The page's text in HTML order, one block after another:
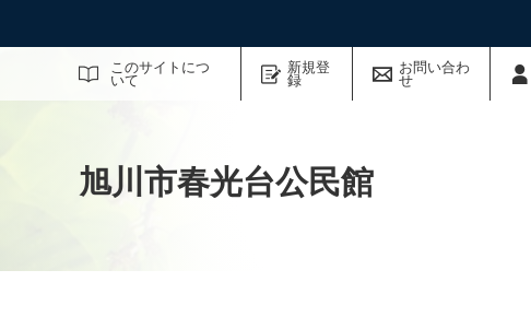
このサイトにつ
いて
新規登
録
お問い合わ
せ
サイト内検索
旭川市春光台公民館